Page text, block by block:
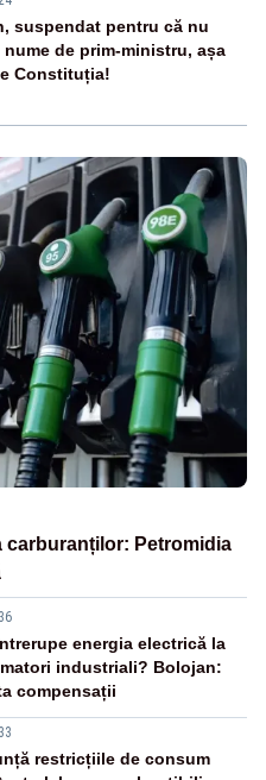
suspendat pentru că nu
de prim-ministru, așa
Constituția!
carburanților: Petromidia
energia electrică la
industriali? Bolojan:
compensații
restricțiile de consum